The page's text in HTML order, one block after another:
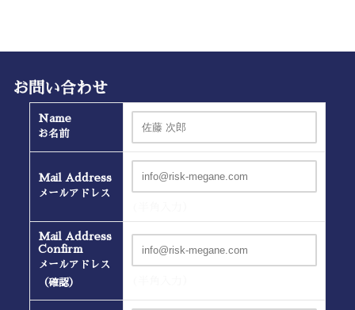
お問い合わせ
Name
お名前
Mail Address
メールアドレス
Mail Address
Confirm
メールアドレス
（確認）